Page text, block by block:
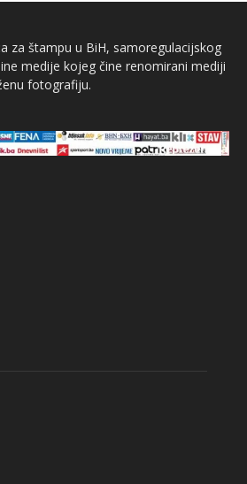
za štampu u BiH, samoregulacijskog
medije kojeg čine renomirani mediji
fotografiju.